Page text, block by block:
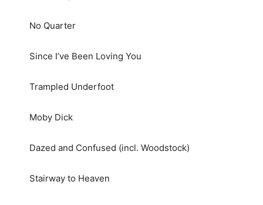
No Quarter
Since I’ve Been Loving You
Trampled Underfoot
Moby Dick
Dazed and Confused (incl. Woodstock)
Stairway to Heaven